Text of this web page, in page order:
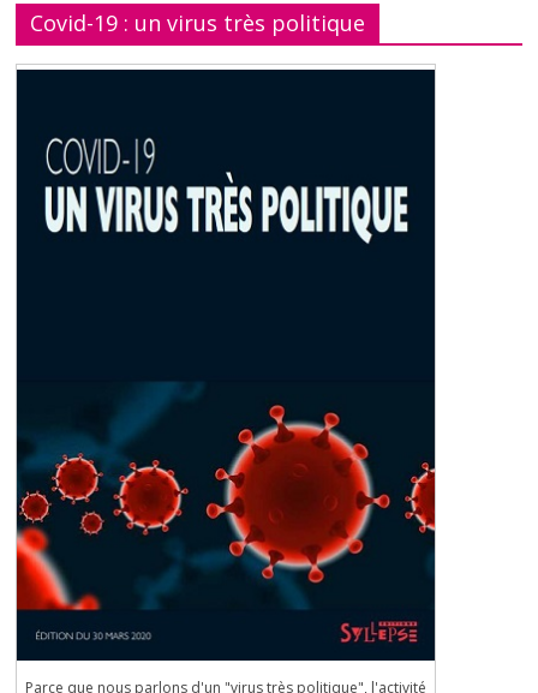
Covid-19 : un virus très politique
Parce que nous parlons d'un "virus très politique", l'activité